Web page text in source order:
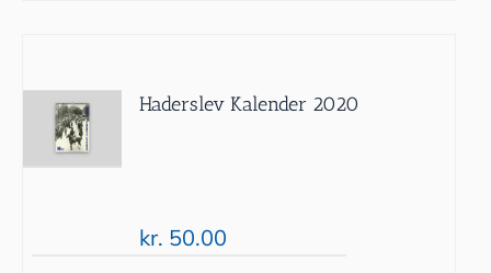
Haderslev Kalender 2020
kr. 50.00